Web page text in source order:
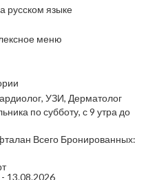
Всего Бронированных:
13.08.2026